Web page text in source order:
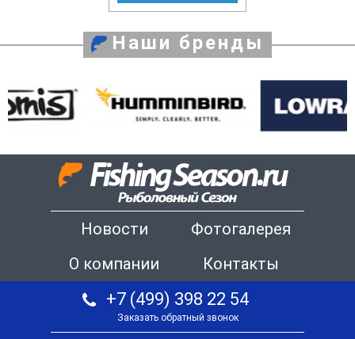
Наши бренды
Новости
Фотогалерея
О компании
Контакты
+7 (499) 398 22 54
Заказать обратный звонок